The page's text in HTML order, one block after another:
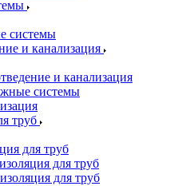
системы
и канализация
и канализация
системы
труб
для труб
для труб
для труб